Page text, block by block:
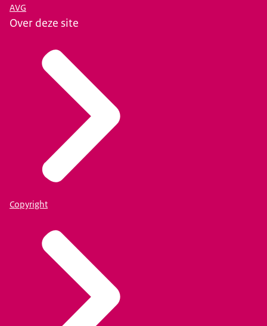
AVG
Over deze site
Copyright